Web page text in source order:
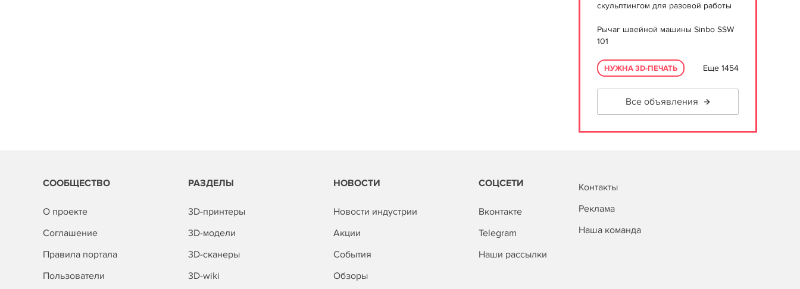
скульптингом для разовой работы
Рычаг швейной машины Sinbo SSW
101
НУЖНА 3D-ПЕЧАТЬ Еще 1454
Все объявления
СООБЩЕСТВО
О проекте
Соглашение
Правила портала
Пользователи
РАЗДЕЛЫ
3D-принтеры
3D-модели
3D-сканеры
3D-wiki
НОВОСТИ
Новости индустрии
Акции
События
Обзоры
СОЦСЕТИ
Вконтакте
Telegram
Наши рассылки
Контакты
Реклама
Наша команда